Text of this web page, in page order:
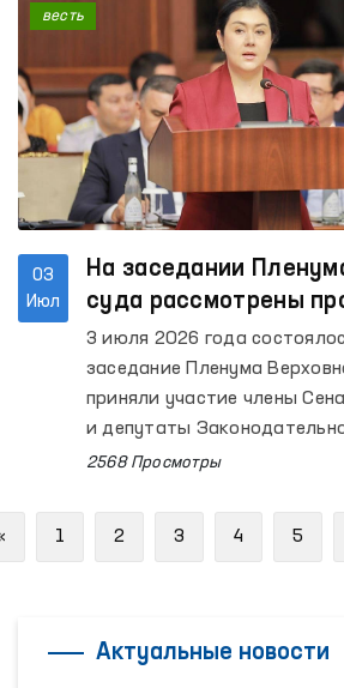
03
Июл
На заседании
суда рассмотрены
постановлений
3 июля 2026 года
заседание Пленума
приняли участие члены
и депутаты
Уполномоченный Олий
суда, Высшего судейского
делам семьи и женщин,
2568 Просмотры
весть
Previous
1 2 3 4 5
Актуальные новости